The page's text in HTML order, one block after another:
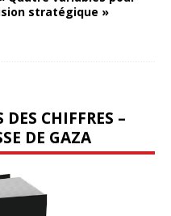
stratégique »
CHIFFRES –
DE GAZA